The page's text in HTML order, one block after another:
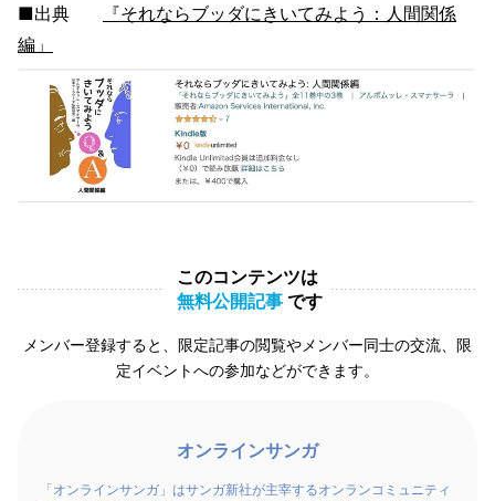
■出典
『それならブッダにきいてみよう：人間関係
編」
このコンテンツは
無料公開記事 です
メンバー登録すると、限定記事の閲覧やメンバー同士の交流、限
定イベントへの参加などができます。
オンラインサンガ
「オンラインサンガ」はサンガ新社が主宰するオンランコミュニティ